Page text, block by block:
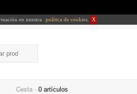
en nuestra política de cookies X
Cesta -